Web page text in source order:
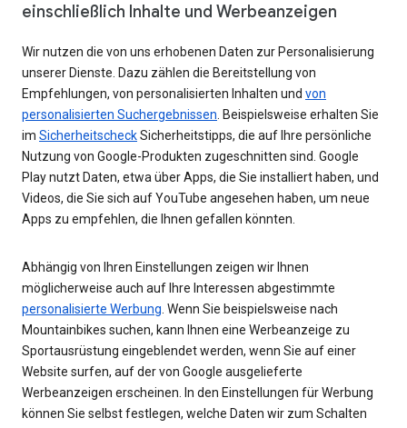
einschließlich Inhalte und Werbeanzeigen
Wir nutzen die von uns erhobenen Daten zur Personalisierung
unserer Dienste. Dazu zählen die Bereitstellung von
Empfehlungen, von personalisierten Inhalten und von
personalisierten Suchergebnissen . Beispielsweise erhalten Sie
im SicherheitscheckSicherheitstipps, die auf Ihre persönliche
Nutzung von Google-Produkten zugeschnitten sind. Google
Play nutzt Daten, etwa über Apps, die Sie installiert haben, und
Videos, die Sie sich auf YouTube angesehen haben, um neue
Apps zu empfehlen, die Ihnen gefallen könnten.
Abhängig von Ihren Einstellungen zeigen wir Ihnen
möglicherweise auch auf Ihre Interessen abgestimmte
personalisierte Werbung . Wenn Sie beispielsweise nach
Mountainbikes suchen, kann Ihnen eine Werbeanzeige zu
Sportausrüstung eingeblendet werden, wenn Sie auf einer
Website surfen, auf der von Google ausgelieferte
Werbeanzeigen erscheinen. In den Einstellungen für Werbung
können Sie selbst festlegen, welche Daten wir zum Schalten